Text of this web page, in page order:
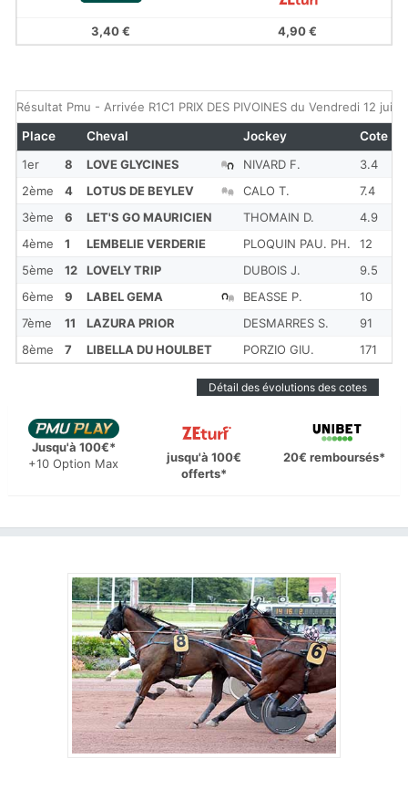
3,40 € 4,90 €
Résultat Pmu - Arrivée R1C1 PRIX DES PIVOINES du Vendredi 12
1er 8 LOVE GLYCINES NIVARD F. 3.4
2ème
4 LOTUS DE BEYLEV CALO T. 7.4
3ème
6 LET'S GO MAURICIEN THOMAIN D. 4.9
4ème
1 LEMBELIE VERDERIE PLOQUIN PAU. PH. 12
5ème
12 LOVELY TRIP DUBOIS J. 9.5
6ème
9 LABEL GEMA BEASSE P. 10
7ème
11 LAZURA PRIOR DESMARRES S. 91
8ème
7 LIBELLA DU HOULBET PORZIO GIU. 171
Place Cheval Jockey Cote
Détail des évolutions des cotes
Jusqu'à 100€*
+10 Option Max
jusqu'à 100€
offerts*
20€ remboursés*